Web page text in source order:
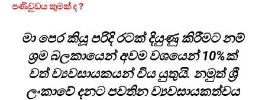
පණිවුඩය කුමක් ද ?
මා පෙර කියූ පරිදි රටක් දියුණු කිරීමට නම්
ශ්‍රම බලකායෙන් අවම වශයෙන් 10%ක්
වත් ව්‍යවසායකයන් විය යුතුයි. නමුත් ශ්‍රී
ලංකාවේ දනට පවතින ව්‍යවසායකත්වය